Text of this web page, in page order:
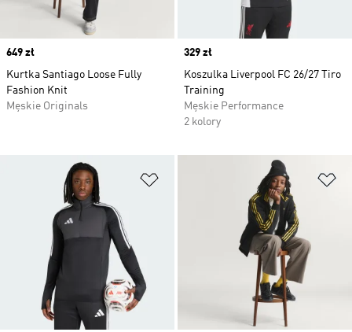
Price
649 zł
Kurtka Santiago Loose Fully
Fashion Knit
Męskie Originals
Price
329 zł
Koszulka Liverpool FC 26/27 Tiro
Training
Męskie Performance
2 kolory
Dodaj do listy życzeń